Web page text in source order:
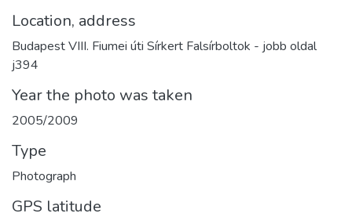
Location, address
Budapest VIII. Fiumei úti Sírkert Falsírboltok - jobb oldal
j394
Year the photo was taken
2005/2009
Type
Photograph
GPS latitude